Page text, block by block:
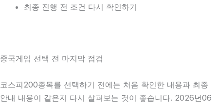
최종 진행 전 조건 다시 확인하기
중국게임 선택 전 마지막 점검
코스피200종목를 선택하기 전에는 처음 확인한 내용과 최종
안내 내용이 같은지 다시 살펴보는 것이 좋습니다. 2026년06